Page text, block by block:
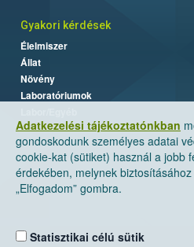
Adatkezelési tájékoztatónkban
gondoskodunk személyes adatai
cookie-kat (sütiket) használ a jobb
érdekében, melynek
„Elfogadom” gombra.
Statisztikai célú sütik
Gyakori kérdések
Élelmiszer
Állat
Növény
Laboratóriumok